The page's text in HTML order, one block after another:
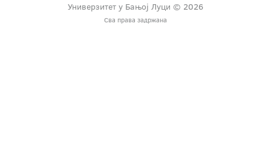
Универзитет у Бањој Луци © 2026
Сва права задржана